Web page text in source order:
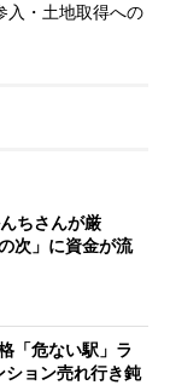
・土地取得への
ちさんが厳
次」に資金が流
「危ない駅」ラ
ション売れ行き鈍